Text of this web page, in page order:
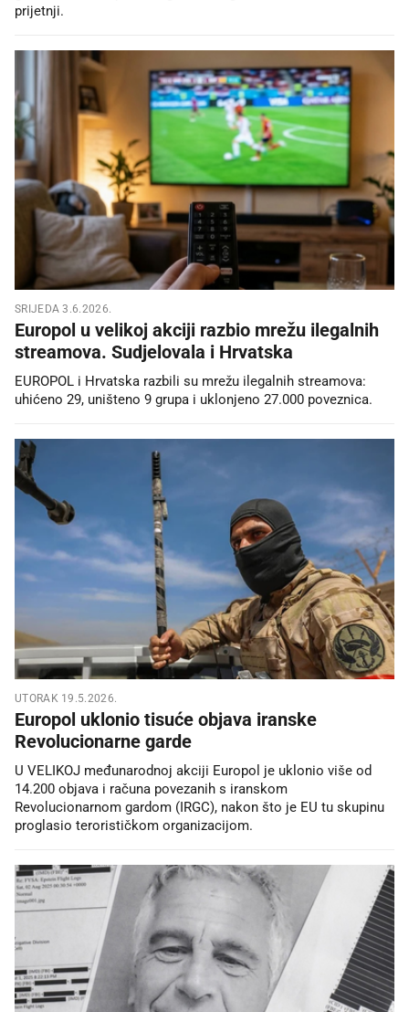
prijetnji.
SRIJEDA 3.6.2026.
Europol u velikoj akciji razbio mrežu ilegalnih
streamova. Sudjelovala i Hrvatska
EUROPOL i Hrvatska razbili su mrežu ilegalnih streamova:
uhićeno 29, uništeno 9 grupa i uklonjeno 27.000 poveznica.
UTORAK 19.5.2026.
Europol uklonio tisuće objava iranske
Revolucionarne garde
U VELIKOJ međunarodnoj akciji Europol je uklonio više od
14.200 objava i računa povezanih s iranskom
Revolucionarnom gardom (IRGC), nakon što je EU tu skupinu
proglasio terorističkom organizacijom.